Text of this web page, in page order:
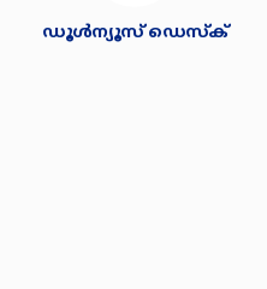
ഡൂള്‍ന്യൂസ് ഡെസ്‌ക്